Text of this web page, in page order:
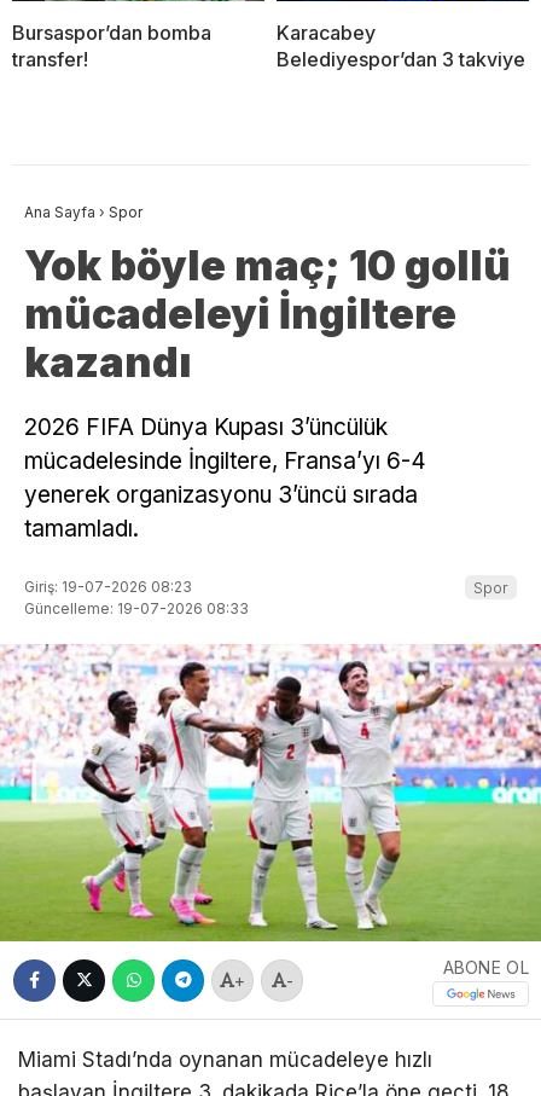
Bursaspor’dan bomba
transfer!
Karacabey
Belediyespor’dan 3 takviye
Ana Sayfa › Spor
Yok böyle maç; 10 gollü
mücadeleyi İngiltere
kazandı
2026 FIFA Dünya Kupası 3’üncülük
mücadelesinde İngiltere, Fransa’yı 6-4
yenerek organizasyonu 3’üncü sırada
tamamladı.
Giriş: 19-07-2026 08:23
Güncelleme: 19-07-2026 08:33
Spor
+ -
ABONE OL
Miami Stadı’nda oynanan mücadeleye hızlı